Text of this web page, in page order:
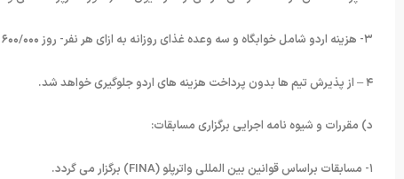
۳- هزینه اردو شامل خوابگاه و سه وعده غذای روزانه به ازای هر نفر- روز ۶۰۰/۰۰۰ ریال که در بدو ورود توسط سرپرست اردو دریافت می گردد.
۴ – از پذیرش تیم ها بدون پرداخت هزینه های اردو جلوگیری خواهد شد.
د) مقررات و شیوه نامه اجرایی برگزاری مسابقات:
۱- مسابقات براساس قوانین بین المللی واترپلو (FINA) برگزار می گردد.